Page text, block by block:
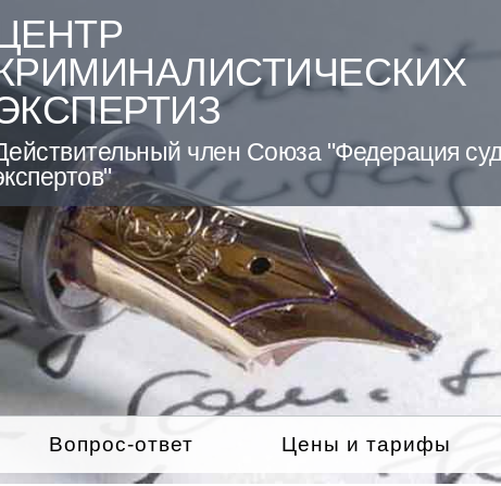
член Союза "Федерация
Вопрос-ответ Цены и тарифы